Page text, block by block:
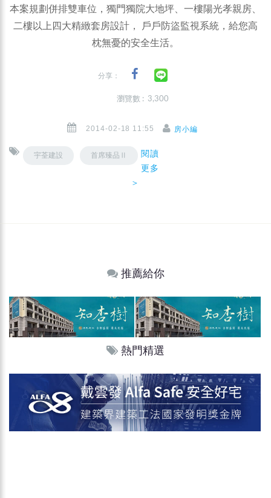
本案規劃併排雙車位，獨門獨院大地坪、一樓陽光孝親房、
二樓以上四大精緻套房設計， 戶戶防盜監視系統，給您高
枕無憂的安全生活。
分享：
瀏覽數 : 3,300
2014-02-18 11:55 房小編
宇荃建設 首席臻品Ⅱ
閱讀
更多
＞
推薦給你
熱門精選